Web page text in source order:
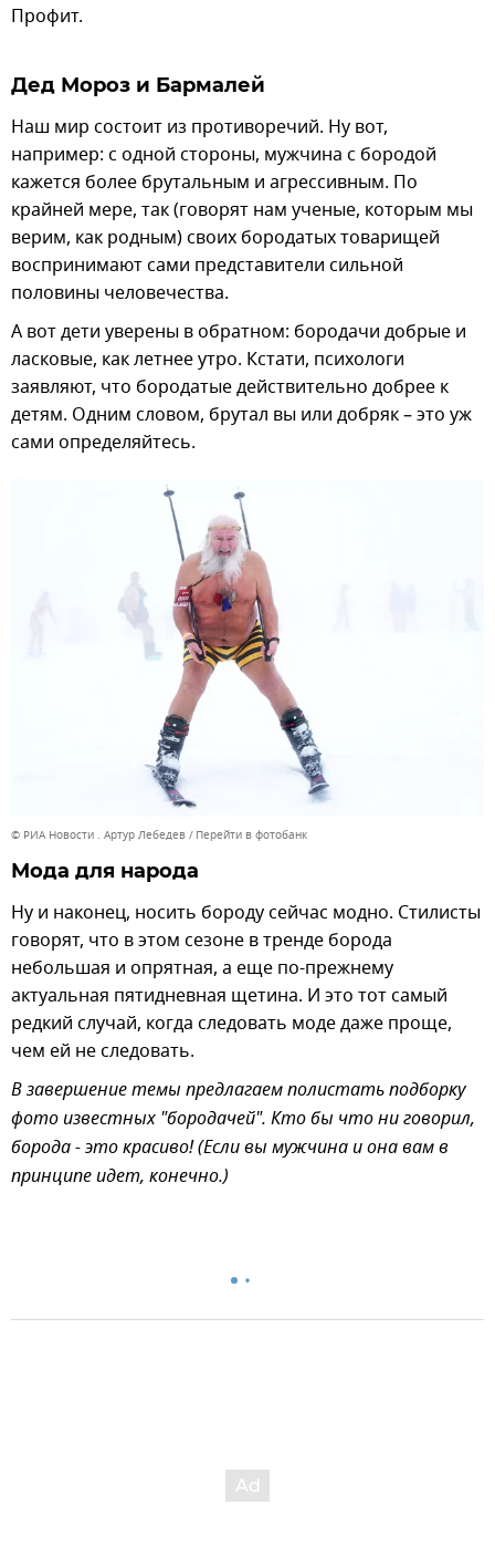
Профит.
Дед Мороз и Бармалей
Наш мир состоит из противоречий. Ну вот,
например: с одной стороны, мужчина с бородой
кажется более брутальным и агрессивным. По
крайней мере, так (говорят нам ученые, которым мы
верим, как родным) своих бородатых товарищей
воспринимают сами представители сильной
половины человечества.
А вот дети уверены в обратном: бородачи добрые и
ласковые, как летнее утро. Кстати, психологи
заявляют, что бородатые действительно добрее к
детям. Одним словом, брутал вы или добряк – это уж
сами определяйтесь.
© РИА Новости . Артур Лебедев Перейти в фотобанк
Мода для народа
Ну и наконец, носить бороду сейчас модно. Стилисты
говорят, что в этом сезоне в тренде борода
небольшая и опрятная, а еще по-прежнему
актуальная пятидневная щетина. И это тот самый
редкий случай, когда следовать моде даже проще,
чем ей не следовать.
В завершение темы предлагаем полистать подборку
фото известных "бородачей". Кто бы что ни говорил,
борода - это красиво! (Если вы мужчина и она вам в
принципе идет, конечно.)